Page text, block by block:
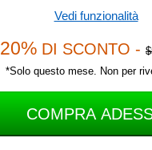
Vedi funzionalità
20% DI SCONTO -
*Solo questo mese. Non per
COMPRA